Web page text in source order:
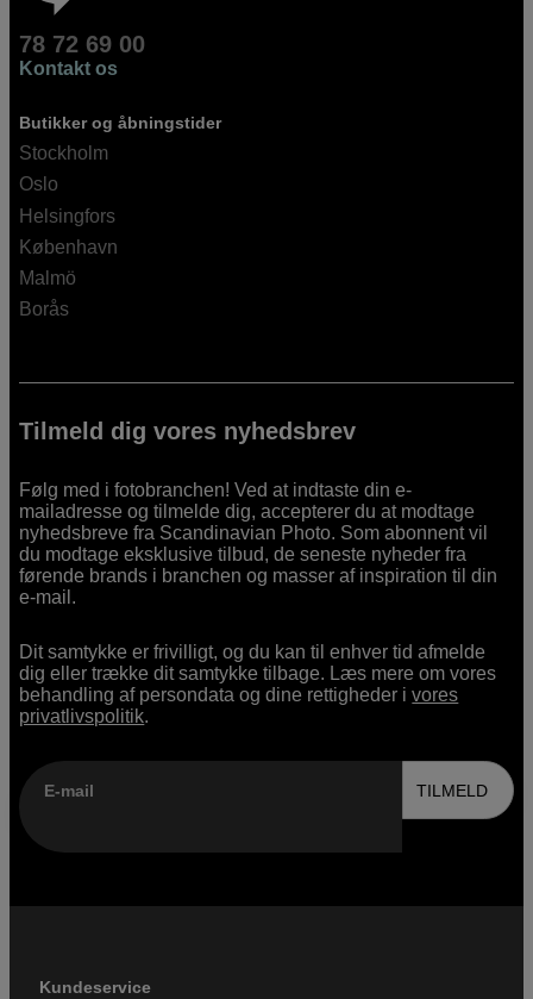
78 72 69 00
Kontakt os
Butikker og åbningstider
Stockholm
Oslo
Helsingfors
København
Malmö
Borås
Tilmeld dig vores nyhedsbrev
Følg med i fotobranchen! Ved at indtaste din e-
mailadresse og tilmelde dig, accepterer du at modtage
nyhedsbreve fra Scandinavian Photo. Som abonnent vil
du modtage eksklusive tilbud, de seneste nyheder fra
førende brands i branchen og masser af inspiration til din
e-mail.
Dit samtykke er frivilligt, og du kan til enhver tid afmelde
dig eller trække dit samtykke tilbage. Læs mere om vores
behandling af persondata og dine rettigheder ivores
privatlivspolitik.
E-mail TILMELD
Kundeservice